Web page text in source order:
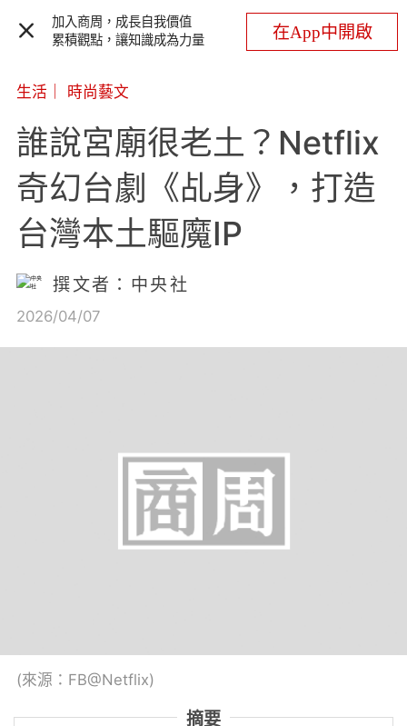
加入商周，成長自我價值
累積觀點，讓知識成為力量
在App中開啟
生活 時尚藝文
誰說宮廟很老土？Netflix
奇幻台劇《乩身》，打造
台灣本土驅魔IP
撰文者：中央社
2026/04/07
(來源：FB@Netflix)
摘要